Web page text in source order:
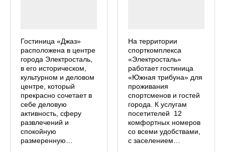
Гостиница «Джаз»
расположена в центре
города Электросталь,
в его историческом,
культурном и деловом
центре, который
прекрасно сочетает в
себе деловую
активность, сферу
развлечений и
спокойную
размеренную…
На территории
спорткомплекса
«Электросталь»
работает гостиница
«Южная трибуна» для
проживания
спортсменов и гостей
города. К услугам
посетителей 12
комфортных номеров
со всеми удобствами,
с заселением…